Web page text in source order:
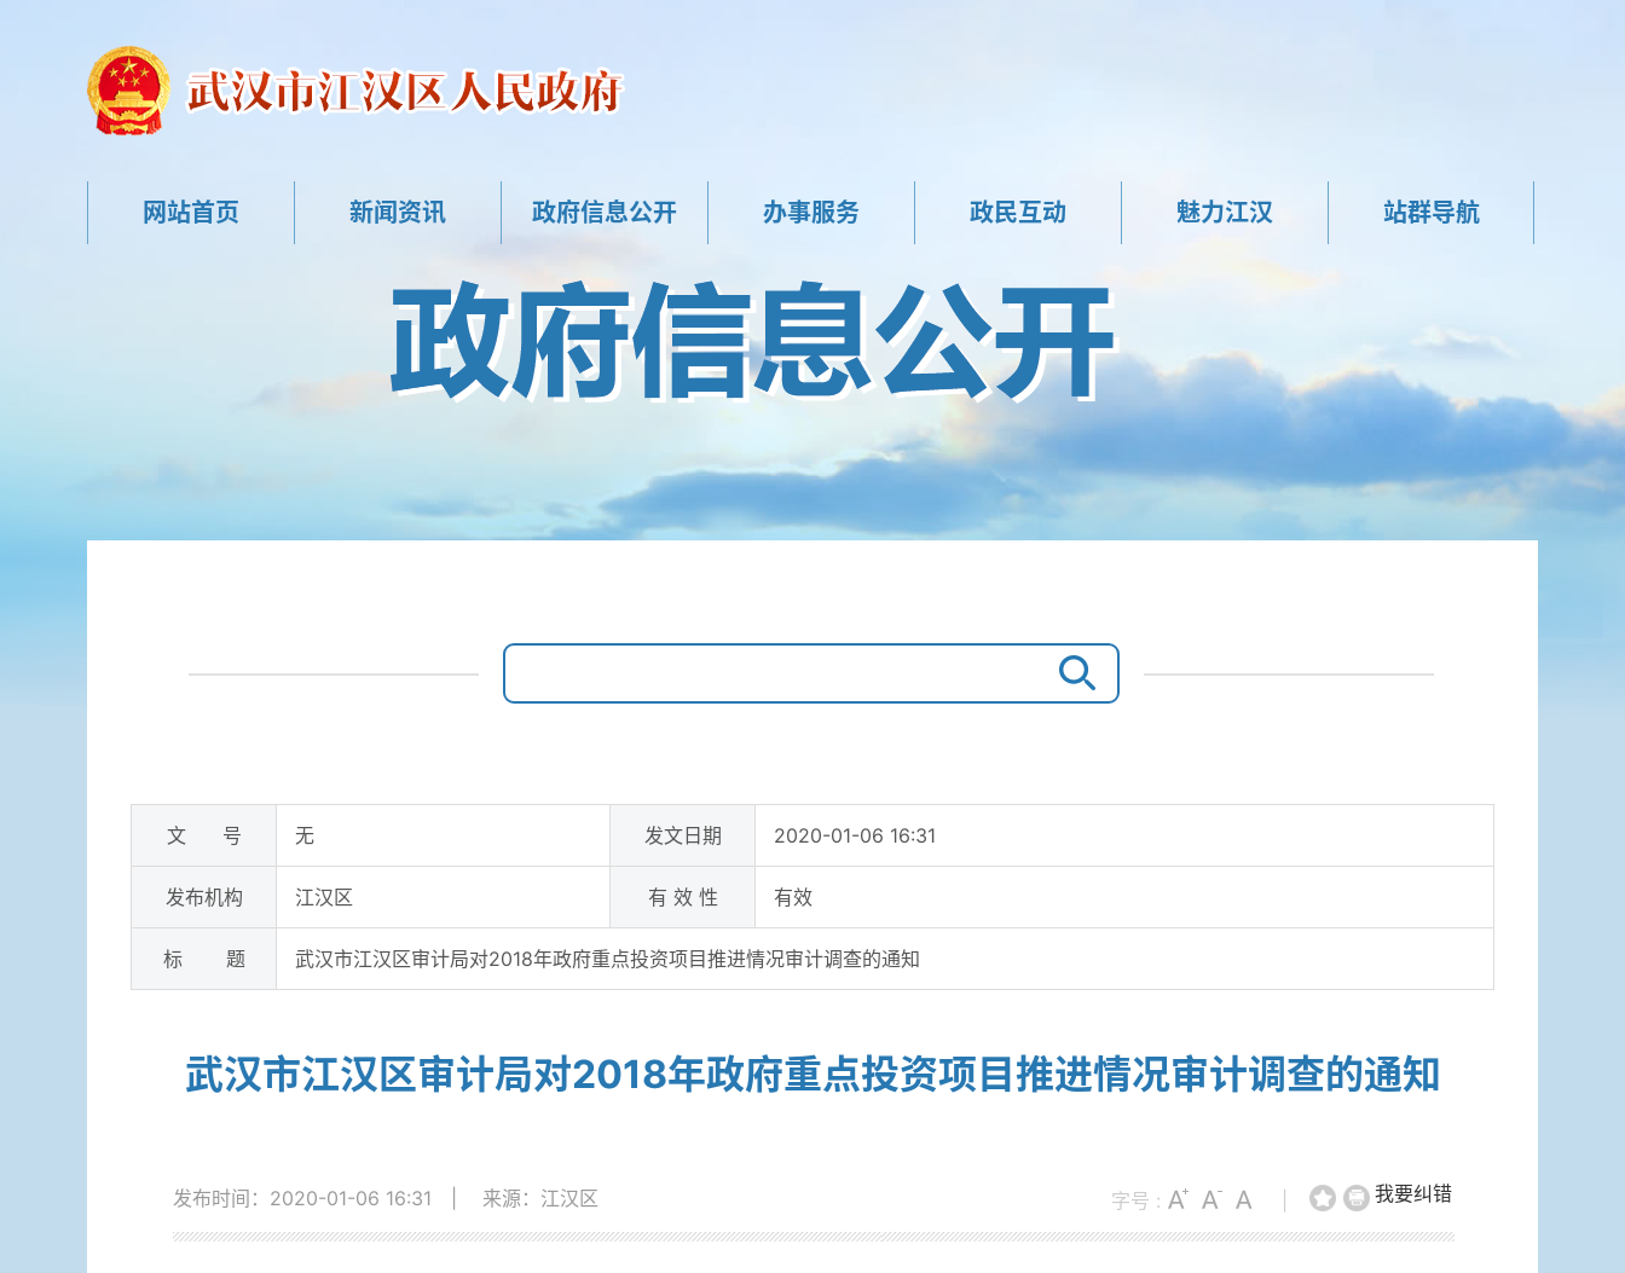
网站首页 新闻资讯 政府信息公开 办事服务 政民互动 魅力江汉 站群导航
文 号 无 发文日期 2020-01-06 16:31
发布机构 江汉区 有 效 性 有效
标 题 武汉市江汉区审计局对2018年政府重点投资项目推进情况审计调查的通知
武汉市江汉区审计局对2018年政府重点投资项目推进情况审计调查的通知
我要纠错
字号 :
发布时间：2020-01-06 16:31 来源：江汉区